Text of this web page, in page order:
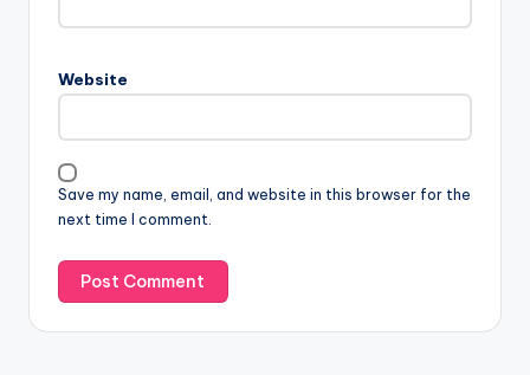
Website
Save my name, email, and website in this browser for the
next time I comment.